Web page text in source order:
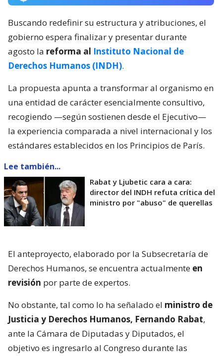
Buscando redefinir su estructura y atribuciones, el
gobierno espera finalizar y presentar durante
agosto la reforma al Instituto Nacional de
Derechos Humanos (INDH).
La propuesta apunta a transformar al organismo en
una entidad de carácter esencialmente consultivo,
recogiendo —según sostienen desde el Ejecutivo—
la experiencia comparada a nivel internacional y los
estándares establecidos en los Principios de París.
Lee también...
Rabat y Ljubetic cara a cara:
director del INDH refuta crítica del
ministro por "abuso" de querellas
El anteproyecto, elaborado por la Subsecretaría de
Derechos Humanos, se encuentra actualmente en
revisión por parte de expertos.
No obstante, tal como lo ha señalado el ministro de
Justicia y Derechos Humanos, Fernando Rabat,
ante la Cámara de Diputadas y Diputados, el
objetivo es ingresarlo al Congreso durante las